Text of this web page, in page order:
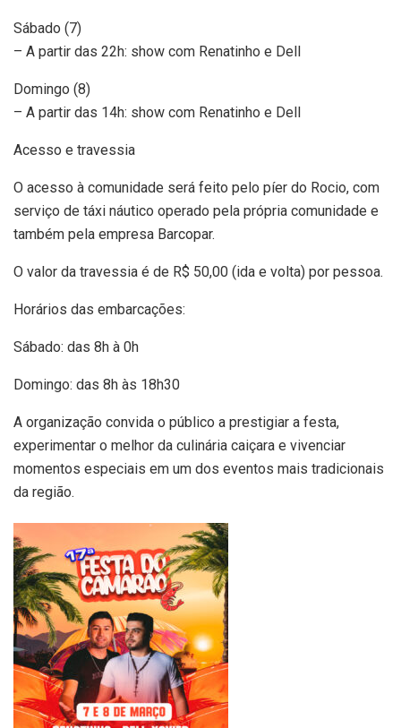
Sábado (7)
– A partir das 22h: show com Renatinho e Dell
Domingo (8)
– A partir das 14h: show com Renatinho e Dell
Acesso e travessia
O acesso à comunidade será feito pelo píer do Rocio, com
serviço de táxi náutico operado pela própria comunidade e
também pela empresa Barcopar.
O valor da travessia é de R$ 50,00 (ida e volta) por pessoa.
Horários das embarcações:
Sábado: das 8h à 0h
Domingo: das 8h às 18h30
A organização convida o público a prestigiar a festa,
experimentar o melhor da culinária caiçara e vivenciar
momentos especiais em um dos eventos mais tradicionais
da região.